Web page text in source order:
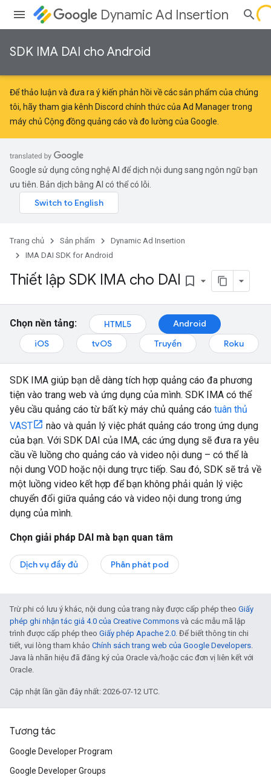
Dynamic Ad Insertion
SDK IMA DAI cho Android
Để thảo luận và đưa ra ý kiến phản hồi về các sản phẩm của chúng
tôi, hãy tham gia kênh Discord chính thức của Ad Manager trong
máy chủ Cộng đồng quảng cáo và đo lường của Google
Google sử dụng công nghệ AI để dịch nội dung sang ngôn ngữ bạn
ưu tiên. Bản dịch bằng AI có thể có lỗi.
Trang chủ Sản phẩm
Dynamic Ad Insertion
IMA DAI SDK for Android
Thiết lập SDK IMA cho DAI bookmark_border
Chọn nền tảng: HTML5
Android
iOS
tvOS Truyền Roku
SDK IMA giúp bạn dễ dàng tích hợp quảng cáo đa phương
tiện vào trang web và ứng dụng của mình. SDK IMA có thể
yêu cầu quảng cáo từ bất kỳ máy chủ quảng cáo tuân thủ
VAST
nào và quản lý việc phát quảng cáo trong ứng dụng
của bạn. Với SDK DAI của IMA, các ứng dụng sẽ đưa ra yêu
cầu về luồng cho quảng cáo và video nội dung – có thể là
nội dung VOD hoặc nội dung trực tiếp. Sau đó, SDK sẽ trả về
một luồng video kết hợp để bạn không phải quản lý việc
chuyển đổi giữa quảng cáo và video nội dung trong ứng
dụng của mình.
Chọn giải pháp DAI mà bạn quan tâm
Dịch vụ đầy đủ Phân phát pod
Trừ phi có lưu ý khác, nội dung của trang này được cấp phép theo Giấy
phép ghi nhận tác giả 4.0 của Creative Commons và các mẫu mã lập
trình được cấp phép theo Giấy phép Apache 2.0. Để biết thông tin chi
tiết, vui lòng tham khảo Chính sách trang web của Google Developers.
Java là nhãn hiệu đã đăng ký của Oracle và/hoặc các đơn vị liên kết với
Oracle.
Cập nhật lần gần đây nhất: 2026-07-12 UTC.
Tương tác
Google Developer Program
Google Developer Groups